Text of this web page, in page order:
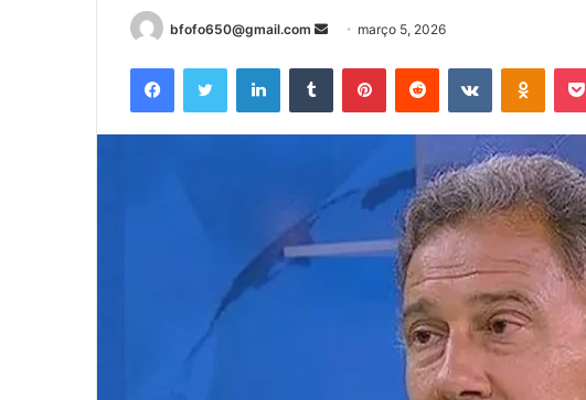
bfofo650@gmail.com
Mande
mail
março 5, 2026
FacebookTwitter LinkedinTumblr PinterestReddit VK OK